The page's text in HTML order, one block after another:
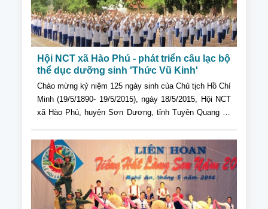
Hội NCT xã Hào Phú - phát triển câu lạc bộ
thể dục dưỡng sinh 'Thức Vũ Kinh'
Chào mừng kỷ niệm 125 ngày sinh của Chủ tịch Hồ Chí
Minh (19/5/1890- 19/5/2015), ngày 18/5/2015, Hội NCT
xã Hào Phú, huyện Sơn Dương, tỉnh Tuyên Quang đã
Vũ Kinh”; tiếp tục ra mắt các câu lạc bộ "Thức vũ kinh"
ở địa phương, đồng thời kỷ niệm 2 năm thành lập câu
lạc bộ "Thức vũ kinh ở Hội cơ sở.